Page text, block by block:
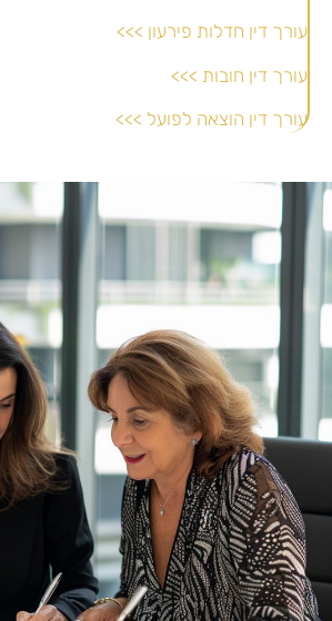
עורך דין חדלות פירעון >>>
עורך דין חובות >>>
עורך דין הוצאה לפועל >>>